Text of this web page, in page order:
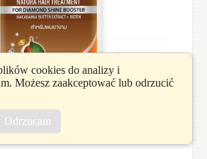
cookies do analizy i
Możesz zaakceptować lub odrzucić
Odrzucam